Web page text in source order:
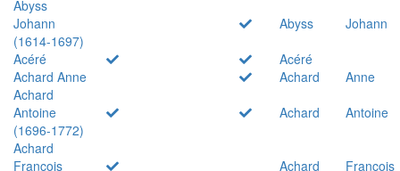
Abyss
Johann
(1614-1697)
Abyss
Johann
Acéré
Acéré
Achard Anne
Achard
Anne
Achard
Antoine
(1696-1772)
Achard
Antoine
Achard
François
Achard
François